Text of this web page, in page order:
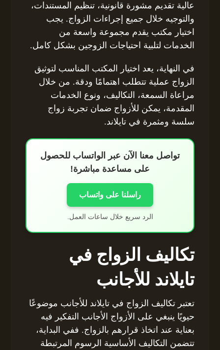
عالية تقديم مشورة قانونية، تنظيم المستندات،
والتوجيه خلال جميع إجراءات الزواج. يجب
اختيار مكتب يقدم مجموعة واسعة من
الخدمات لتلبية احتياجات الزوجين بشكل كامل.
في النهاية، يعد اختيار المكتب المناسب لتوثيق
الزواج عملية تتطلب اهتمامًا ودقة. من خلال
مراعاة السمعة، التكاليف، ونوع الخدمات
المقدمة، يمكن للأزواج ضمان تجربة زواج
سلسة ومثمرة في تايلاند.
تواصل معنا الآن عبر الواتساب للحصول
على مساعدة مباشرة!
راسلنا على واتساب
الرد سريع خلال ساعات العمل.
تكاليف الزواج في
تايلاند للأجانب
تعتبر تكاليف الزواج في تايلاند للأجانب موضوعًا
حيويًا ينبغي على الأزواج الأجانب التفكير فيه
بعناية عند اتخاذ قرارهم بالزواج. ففي البداية،
تتضمن التكاليف الأساسية الرسوم المرتبطة